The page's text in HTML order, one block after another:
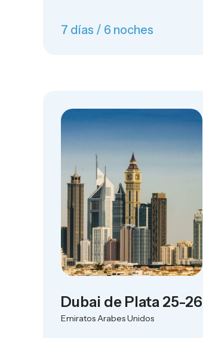
7 días / 6 noches
Dubai de Plata 25-26
Emiratos Arabes Unidos